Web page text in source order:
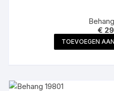
€
TOEVOEGEN